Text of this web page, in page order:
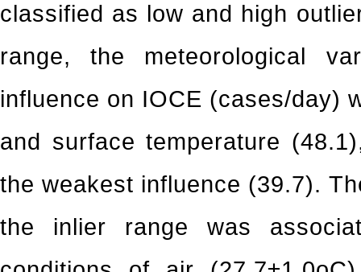
classified as low and high
range, the meteorological
influence on IOCE (cases/day)
and surface temperature
the weakest influence (39.7).
the inlier range was